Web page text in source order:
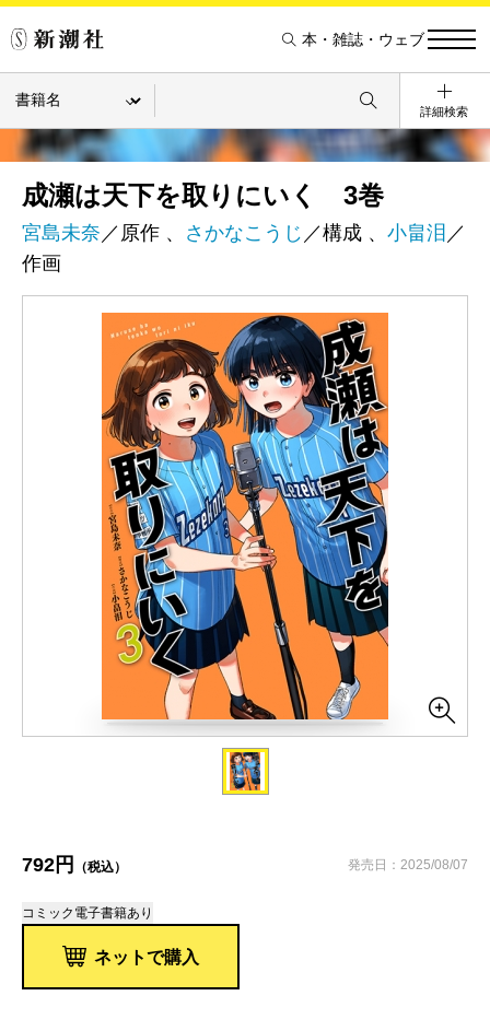
本・雑誌・ウェブ
詳細検索
成瀬は天下を取りにいく 3巻
宮島未奈 ／原作 、 さかなこうじ ／構成 、 小畠泪 ／
作画
792円 （税込） 発売日：2025/08/07
コミック 電子書籍あり
ネットで購入